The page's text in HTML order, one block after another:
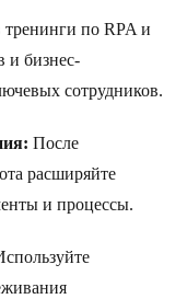
по RPA и
и бизнес-
сотрудников.
После
расширяйте
и процессы.